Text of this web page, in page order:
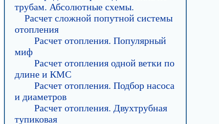
трубам. Абсолютные схемы.
Расчет сложной попутной системы
отопления
Расчет отопления. Популярный
миф
Расчет отопления одной ветки по
длине и КМС
Расчет отопления. Подбор насоса
и диаметров
Расчет отопления. Двухтрубная
тупиковая